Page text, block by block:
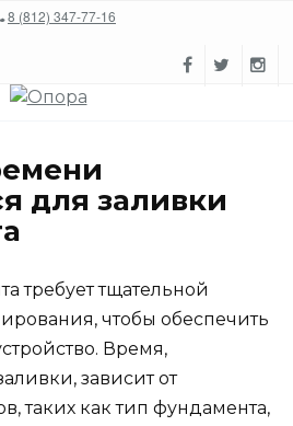
8 (812) 347-77-16
для заливки
требует тщательной
чтобы обеспечить
Время,
зависит от
таких как тип фундамента,